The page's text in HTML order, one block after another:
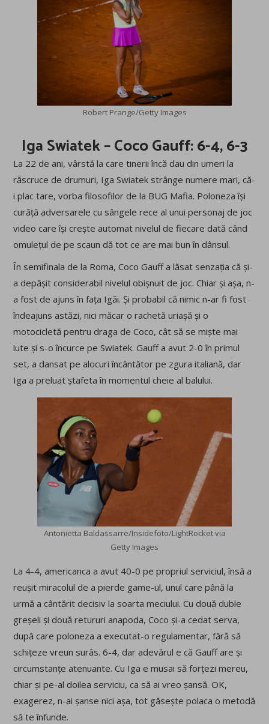
Robert Prange/Getty Images
Iga Swiatek – Coco Gauff: 6-4, 6-3
La 22 de ani, vârstă la care tinerii încă dau din umeri la
răscruce de drumuri, Iga Swiatek strânge numere mari, că-
i plac tare, vorba filosofilor de la BUG Mafia. Poloneza își
curăță adversarele cu sângele rece al unui personaj de joc
video care își crește automat nivelul de fiecare dată când
omulețul de pe scaun dă tot ce are mai bun în dânsul.
În semifinala de la Roma, Coco Gauff a lăsat senzația că și-
a depășit considerabil nivelul obișnuit de joc. Chiar și așa, n-
a fost de ajuns în fața Igăi. Și probabil că nimic n-ar fi fost
îndeajuns astăzi, nici măcar o rachetă uriașă și o
motocicletă pentru draga de Coco, cât să se miște mai
iute și s-o încurce pe Swiatek. Gauff a avut 2-0 în primul
set, a dansat pe alocuri încântător pe zgura italiană, dar
Iga a preluat ștafeta în momentul cheie al balului.
Antonietta Baldassarre/Insidefoto/LightRocket via
Getty Images
La 4-4, americanca a avut 40-0 pe propriul serviciul, însă a
reușit miracolul de a pierde game-ul, unul care până la
urmă a cântărit decisiv la soarta meciului. Cu două duble
greșeli și două retururi anapoda, Coco și-a cedat serva,
după care poloneza a executat-o regulamentar, fără să
schițeze vreun surâs. 6-4, dar adevărul e că Gauff are și
circumstanțe atenuante. Cu Iga e musai să forțezi mereu,
chiar și pe-al doilea serviciu, ca să ai vreo șansă. OK,
exagerez, n-ai șanse nici așa, tot găsește polaca o metodă
să te înfunde.